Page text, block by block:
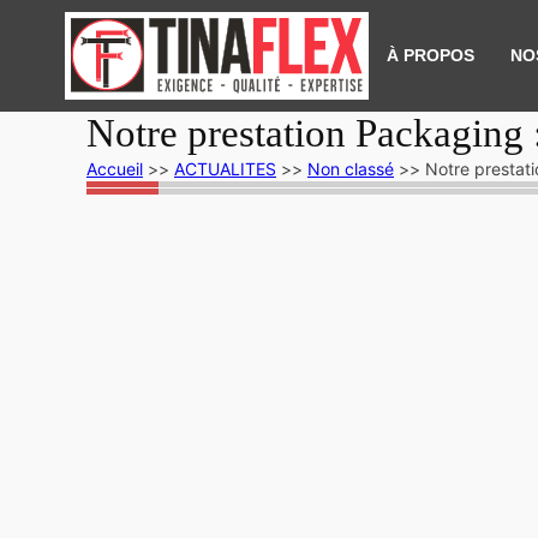
À PROPOS
Notre prestation
Accueil >> ACTUALITES >> Non classé >> Notre